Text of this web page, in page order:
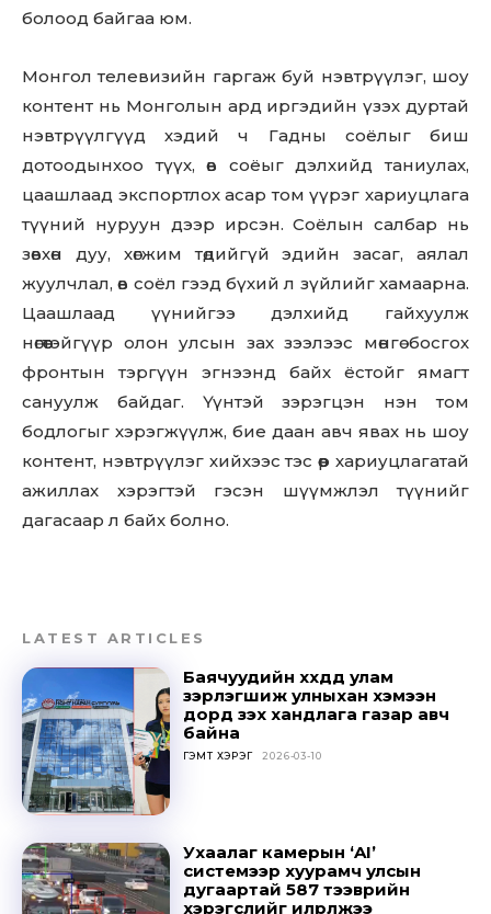
Don't miss
to stay in the loop.
болоод байгаа юм.
Монгол телевизийн гаргаж буй нэвтрүүлэг, шоу
контент нь Монголын ард иргэдийн үзэх дуртай
нэвтрүүлгүүд хэдий ч Гадны соёлыг биш
дотоодынхоо түүх, өв соёыг дэлхийд таниулах,
цаашлаад экспортлох асар том үүрэг хариуцлага
түүний нуруун дээр ирсэн. Соёлын салбар нь
зөвхөн дуу, хөгжим төдийгүй эдийн засаг, аялал
жуулчлал, өв соёл гээд бүхий л зүйлийг хамаарна.
Цаашлаад үүнийгээ дэлхийд гайхуулж
нөгөөтэйгүүр олон улсын зах зээлээс мөнгө босгох
фронтын тэргүүн эгнээнд байх ёстойг ямагт
сануулж байдаг. Үүнтэй зэрэгцэн нэн том
бодлогыг хэрэгжүүлж, бие даан авч явах нь шоу
контент, нэвтрүүлэг хийхээс тэс өөр хариуцлагатай
ажиллах хэрэгтэй гэсэн шүүмжлэл түүнийг
дагасаар л байх болно.
LATEST ARTICLES
Баячуудийн хүүхдүүд улам
зэрлэгшиж улныхан хэмээн
дорд үзэх хандлага газар авч
байна
ГЭМТ ХЭРЭГ 2026-03-10
Ухаалаг камерын ‘AI’
системээр хуурамч улсын
дугаартай 587 тээврийн
хэрэгслийг илрүүлжээ